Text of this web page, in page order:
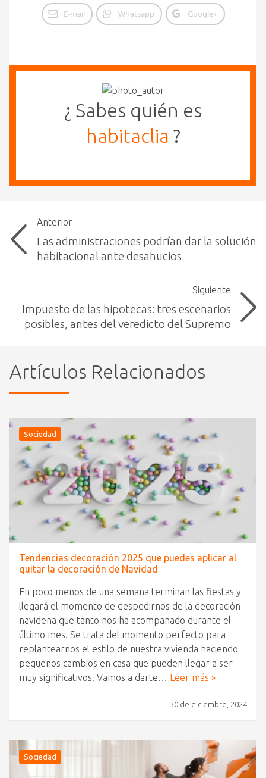
E-mail Whatsapp Google+
¿ Sabes quién es
habitaclia ?
Anterior
Las administraciones podrían dar la solución
habitacional ante desahucios
Siguiente
Impuesto de las hipotecas: tres escenarios
posibles, antes del veredicto del Supremo
Artículos Relacionados
Sociedad
Tendencias decoración 2025 que puedes aplicar al
quitar la decoración de Navidad
En poco menos de una semana terminan las fiestas y
llegará el momento de despedirnos de la decoración
navideña que tanto nos ha acompañado durante el
último mes. Se trata del momento perfecto para
replantearnos el estilo de nuestra vivienda haciendo
pequeños cambios en casa que pueden llegar a ser
muy significativos. Vamos a darte… Leer más »
30 de diciembre, 2024
Sociedad